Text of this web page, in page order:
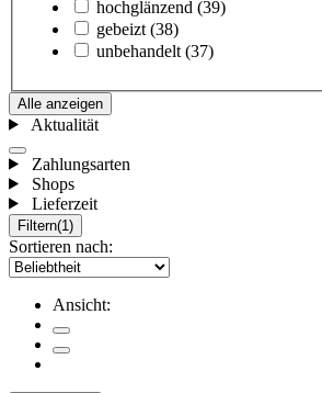
hochglänzend (39)
gebeizt (38)
unbehandelt (37)
Alle anzeigen
Aktualität
Zahlungsarten
Shops
Lieferzeit
Filtern(1)
Sortieren nach:
Ansicht: